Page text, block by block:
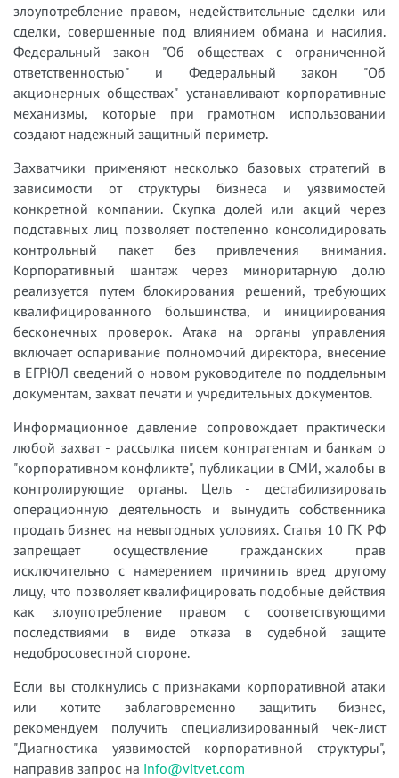
злоупотребление правом, недействительные сделки или
сделки, совершенные под влиянием обмана и насилия.
Федеральный закон "Об обществах с ограниченной
ответственностью" и Федеральный закон "Об
акционерных обществах" устанавливают корпоративные
механизмы, которые при грамотном использовании
создают надежный защитный периметр.
Захватчики применяют несколько базовых стратегий в
зависимости от структуры бизнеса и уязвимостей
конкретной компании. Скупка долей или акций через
подставных лиц позволяет постепенно консолидировать
контрольный пакет без привлечения внимания.
Корпоративный шантаж через миноритарную долю
реализуется путем блокирования решений, требующих
квалифицированного большинства, и инициирования
бесконечных проверок. Атака на органы управления
включает оспаривание полномочий директора, внесение
в ЕГРЮЛ сведений о новом руководителе по поддельным
документам, захват печати и учредительных документов.
Информационное давление сопровождает практически
любой захват - рассылка писем контрагентам и банкам о
"корпоративном конфликте", публикации в СМИ, жалобы в
контролирующие органы. Цель - дестабилизировать
операционную деятельность и вынудить собственника
продать бизнес на невыгодных условиях. Статья 10 ГК РФ
запрещает осуществление гражданских прав
исключительно с намерением причинить вред другому
лицу, что позволяет квалифицировать подобные действия
как злоупотребление правом с соответствующими
последствиями в виде отказа в судебной защите
недобросовестной стороне.
Если вы столкнулись с признаками корпоративной атаки
или хотите заблаговременно защитить бизнес,
рекомендуем получить специализированный чек-лист
"Диагностика уязвимостей корпоративной структуры",
направив запрос на info@vitvet.com